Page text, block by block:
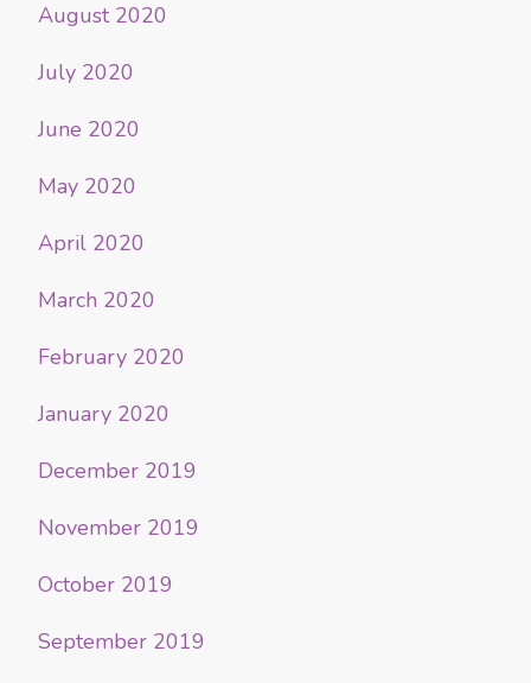
August 2020
July 2020
June 2020
May 2020
April 2020
March 2020
February 2020
January 2020
December 2019
November 2019
October 2019
September 2019